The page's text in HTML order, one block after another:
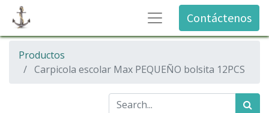
Contáctenos
Productos
Carpicola escolar Max PEQUEÑO bolsita 12PCS